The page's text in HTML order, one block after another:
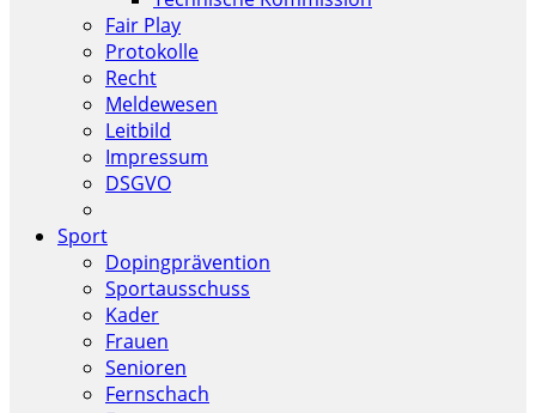
Fair Play
Protokolle
Recht
Meldewesen
Leitbild
Impressum
DSGVO
Sport
Dopingprävention
Sportausschuss
Kader
Frauen
Senioren
Fernschach